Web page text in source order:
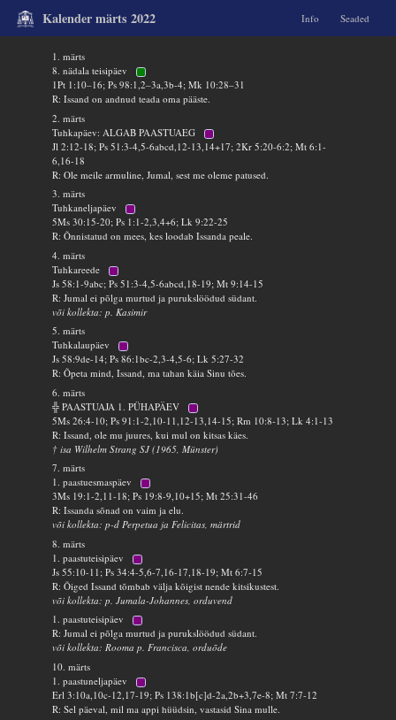
Kalender märts 2022 Info Seaded
1. märts
8. nädala teisipäev
1Pt 1:10–16; Ps 98:1,2–3a,3b-4; Mk 10:28–31
R: Issand on andnud teada oma pääste.
2. märts
Tuhkapäev: ALGAB PAASTUAEG
Jl 2:12-18; Ps 51:3-4,5-6abcd,12-13,14+17; 2Kr 5:20-6:2; Mt 6:1-
6,16-18
R: Ole meile armuline, Jumal, sest me oleme patused.
3. märts
Tuhkaneljapäev
5Ms 30:15-20; Ps 1:1-2,3,4+6; Lk 9:22-25
R: Õnnistatud on mees, kes loodab Issanda peale.
4. märts
Tuhkareede
Js 58:1-9abc; Ps 51:3-4,5-6abcd,18-19; Mt 9:14-15
R: Jumal ei põlga murtud ja purukslöödud südant.
või kollekta: p. Kasimir
5. märts
Tuhkalaupäev
Js 58:9de-14; Ps 86:1bc-2,3-4,5-6; Lk 5:27-32
R: Õpeta mind, Issand, ma tahan käia Sinu tões.
6. märts
╬ PAASTUAJA 1. PÜHAPÄEV
5Ms 26:4-10; Ps 91:1-2,10-11,12-13,14-15; Rm 10:8-13; Lk 4:1-13
R: Issand, ole mu juures, kui mul on kitsas käes.
† isa Wilhelm Strang SJ (1965, Münster)
7. märts
1. paastuesmaspäev
3Ms 19:1-2,11-18; Ps 19:8-9,10+15; Mt 25:31-46
R: Issanda sõnad on vaim ja elu.
või kollekta: p-d Perpetua ja Felicitas, märtrid
8. märts
1. paastuteisipäev
Js 55:10-11; Ps 34:4-5,6-7,16-17,18-19; Mt 6:7-15
R: Õiged Issand tõmbab välja kõigist nende kitsikustest.
või kollekta: p. Jumala-Johannes, orduvend
1. paastuteisipäev
R: Jumal ei põlga murtud ja purukslöödud südant.
või kollekta: Rooma p. Francisca, orduõde
10. märts
1. paastuneljapäev
Erl 3:10a,10c-12,17-19; Ps 138:1b[c]d-2a,2b+3,7e-8; Mt 7:7-12
R: Sel päeval, mil ma appi hüüdsin, vastasid Sina mulle.